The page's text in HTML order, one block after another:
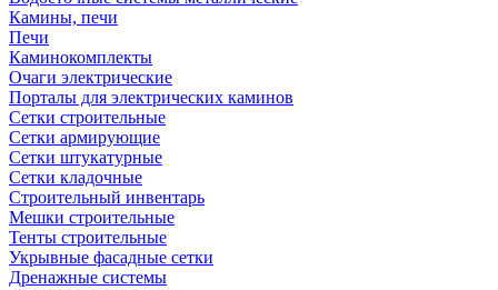
Камины, печи
Печи
Каминокомплекты
Очаги электрические
Порталы для электрических каминов
Сетки строительные
Сетки армирующие
Сетки штукатурные
Сетки кладочные
Строительный инвентарь
Мешки строительные
Тенты строительные
Укрывные фасадные сетки
Дренажные системы